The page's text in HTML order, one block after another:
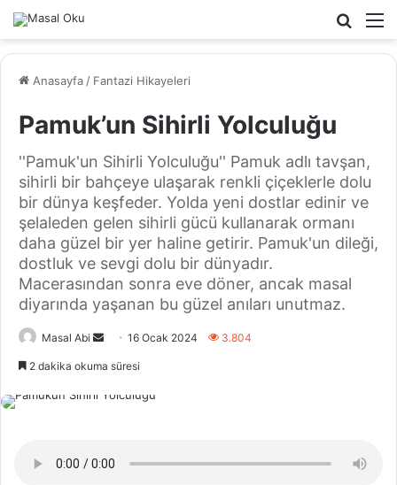
Arama
yap
Anasayfa / Fantazi Hikayeleri
Pamuk’un Sihirli Yolculuğu
''Pamuk'un Sihirli Yolculuğu'' Pamuk adlı tavşan,
sihirli bir bahçeye ulaşarak renkli çiçeklerle dolu
bir dünya keşfeder. Yolda yeni dostlar edinir ve
şelaleden gelen sihirli gücü kullanarak ormanı
daha güzel bir yer haline getirir. Pamuk'un dileği,
dostluk ve sevgi dolu bir dünyadır.
Macerasından sonra eve döner, ancak masal
diyarında yaşanan bu güzel anıları unutmaz.
Masal Abi
Bir
göndermek
16 Ocak 2024 3.804
2 dakika okuma süresi